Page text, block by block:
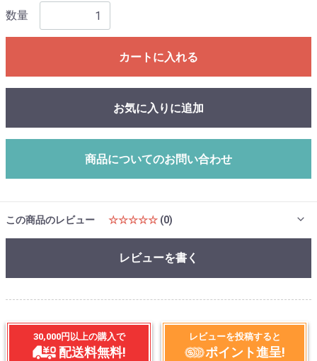
数量
カートに入れる
お気に入りに追加
商品についてのお問い合わせ
この商品のレビュー ☆☆☆☆☆ (0)
レビューを書く
30,000円以上の購入で
配送料無料!
レビューを投稿すると
ポイント進呈!